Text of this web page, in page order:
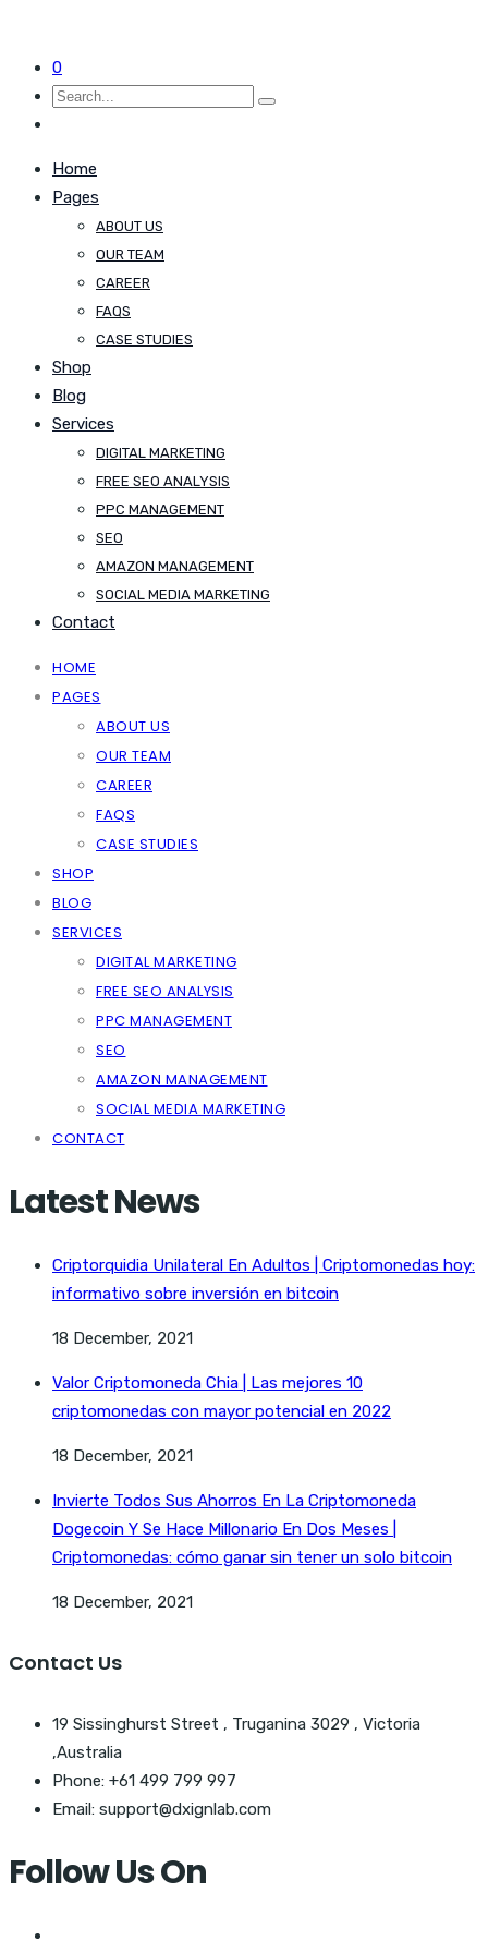
0
Home
Pages
ABOUT US
OUR TEAM
CAREER
FAQS
CASE STUDIES
Shop
Blog
Services
DIGITAL MARKETING
FREE SEO ANALYSIS
PPC MANAGEMENT
SEO
AMAZON MANAGEMENT
SOCIAL MEDIA MARKETING
Contact
HOME
PAGES
ABOUT US
OUR TEAM
CAREER
FAQS
CASE STUDIES
SHOP
BLOG
SERVICES
DIGITAL MARKETING
FREE SEO ANALYSIS
PPC MANAGEMENT
SEO
AMAZON MANAGEMENT
SOCIAL MEDIA MARKETING
CONTACT
Latest News
Criptorquidia Unilateral En Adultos | Criptomonedas hoy:
informativo sobre inversión en bitcoin
18 December, 2021
Valor Criptomoneda Chia | Las mejores 10
criptomonedas con mayor potencial en 2022
18 December, 2021
Invierte Todos Sus Ahorros En La Criptomoneda
Dogecoin Y Se Hace Millonario En Dos Meses |
Criptomonedas: cómo ganar sin tener un solo bitcoin
18 December, 2021
Contact Us
19 Sissinghurst Street , Truganina 3029 , Victoria
,Australia
Phone: +61 499 799 997
Email: support@dxignlab.com
Follow Us On